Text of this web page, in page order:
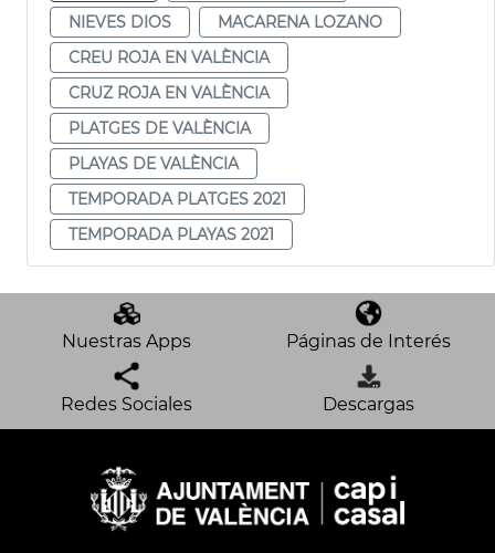
NIEVES DIOS
MACARENA LOZANO
CREU ROJA EN VALÈNCIA
CRUZ ROJA EN VALÈNCIA
PLATGES DE VALÈNCIA
PLAYAS DE VALÈNCIA
TEMPORADA PLATGES 2021
TEMPORADA PLAYAS 2021
Nuestras Apps Páginas de Interés
Redes Sociales Descargas